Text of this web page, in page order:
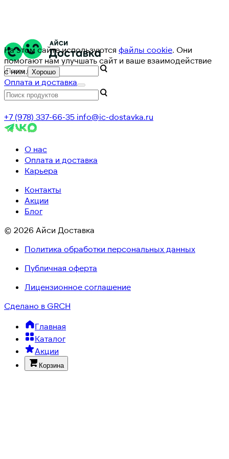
На этом сайте используются файлы cookie. Они
помогают нам улучшать сайт и ваше взаимодействие
с ним. Хорошо
Оплата и доставка
+7 (978) 337-66-35 info@ic-dostavka.ru
О нас
Оплата и доставка
Карьера
Контакты
Акции
Блог
© 2026 Айси Доставка
Политика обработки персональных данных
Публичная оферта
Лицензионное соглашение
Сделано в GRCH
Главная
Каталог
Акции
Корзина